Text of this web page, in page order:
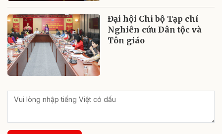
Đại hội Chi bộ Tạp chí
Nghiên cứu Dân tộc và
Tôn giáo